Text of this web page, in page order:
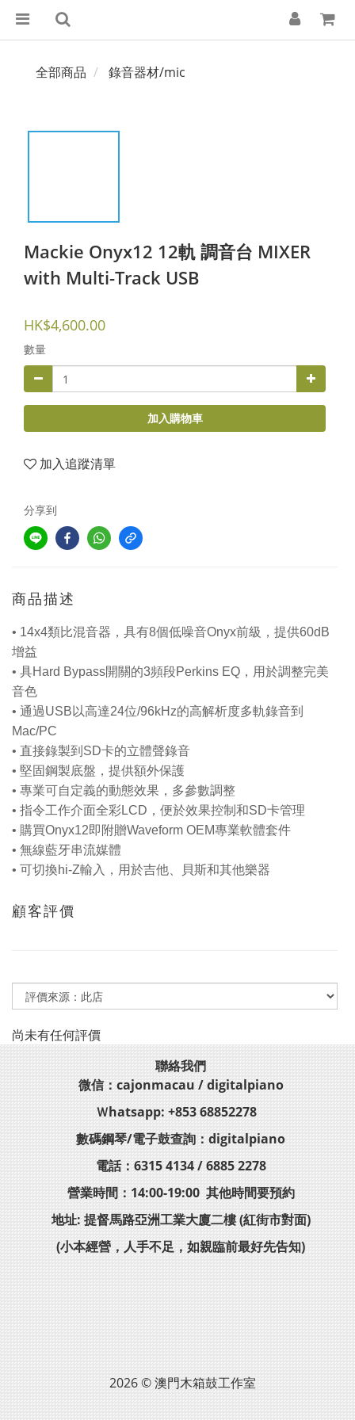
全部商品 錄音器材/mic
Mackie Onyx12 12軌 調音台 MIXER
with Multi-Track USB
HK$4,600.00
數量
加入購物車
加入追蹤清單
分享到
商品描述
• 14x4類比混音器，具有8個低噪音Onyx前級，提供60dB
增益
• 具Hard Bypass開關的3頻段Perkins EQ，用於調整完美
音色
• 通過USB以高達24位/96kHz的高解析度多軌錄音到
Mac/PC
• 直接錄製到SD卡的立體聲錄音
• 堅固鋼製底盤，提供額外保護
• 專業可自定義的動態效果，多參數調整
• 指令工作介面全彩LCD，便於效果控制和SD卡管理
• 購買Onyx12即附贈Waveform OEM專業軟體套件
• 無線藍牙串流媒體
• 可切換hi-Z輸入，用於吉他、貝斯和其他樂器
顧客評價
尚未有任何評價
聯絡我們
微信：cajonmacau / digitalpiano
Ｗhatsapp: +853 68852278
數碼鋼琴/電子鼓查詢：digitalpiano
電話：6315 4134 / 6885 2278
營業時間：14:00-19:00 其他時間要預約
地址: 提督馬路亞洲工業大廈二樓 (紅街市對面)
(小本經營，人手不足，如親臨前最好先告知)
2026 © 澳門木箱鼓工作室